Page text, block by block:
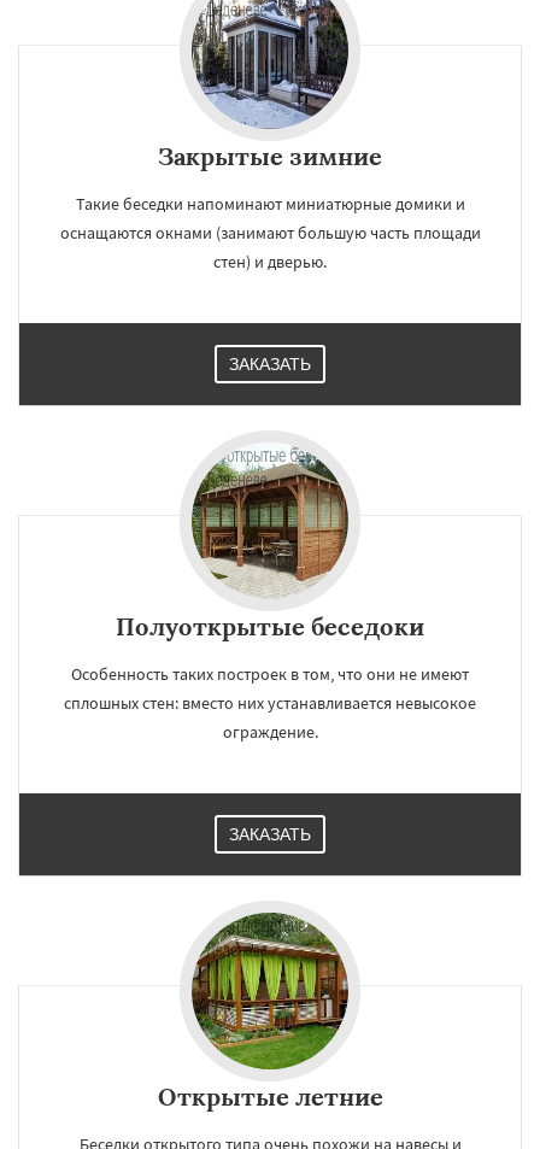
Закрытые зимние
Такие беседки напоминают миниатюрные домики и
оснащаются окнами (занимают большую часть площади
стен) и дверью.
ЗАКАЗАТЬ
Полуоткрытые беседоки
Особенность таких построек в том, что они не имеют
сплошных стен: вместо них устанавливается невысокое
ограждение.
ЗАКАЗАТЬ
Открытые летние
Беседки открытого типа очень похожи на навесы и